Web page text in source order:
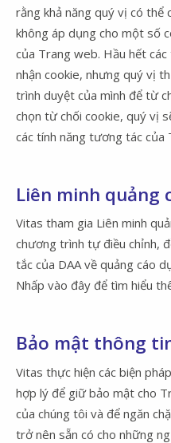
rằng khả năng quý vị có thể
không áp dụng cho một số
của Trang web. Hầu hết
nhận cookie, nhưng quý vị
trình duyệt của mình để từ
chọn từ chối cookie, quý vị
các tính năng tương tác của
Liên minh quảng
Vitas tham gia Liên minh
chương trình tự điều chỉnh,
tắc của DAA về quảng cáo
Nhấp vào đây để tìm hiểu
Bảo mật thông
Vitas thực hiện các biện
hợp lý để giữ bảo mật cho
của chúng tôi và để ngăn
trở nên sẵn có cho những